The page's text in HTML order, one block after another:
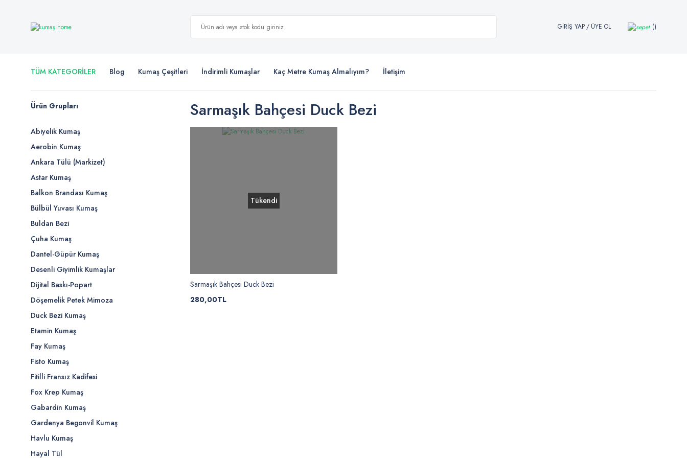
GİRİŞ YAP/ ÜYE OL
TÜM KATEGORİLER Blog Kumaş Çeşitleri İndirimli Kumaşlar Kaç Metre Kumaş Almalıyım? İletişim
Ürün Grupları
Abiyelik Kumaş
Aerobin Kumaş
Ankara Tülü (Markizet)
Astar Kumaş
Balkon Brandası Kumaş
Bülbül Yuvası Kumaş
Buldan Bezi
Çuha Kumaş
Dantel-Güpür Kumaş
Desenli Giyimlik Kumaşlar
Dijital Baskı-Popart
Döşemelik Petek Mimoza
Duck Bezi Kumaş
Etamin Kumaş
Fay Kumaş
Fisto Kumaş
Fitilli Fransız Kadifesi
Fox Krep Kumaş
Gabardin Kumaş
Gardenya Begonvil Kumaş
Havlu Kumaş
Hayal Tül
Sarmaşık Bahçesi Duck Bezi
Tükendi
Sarmaşık Bahçesi Duck Bezi
280,00TL